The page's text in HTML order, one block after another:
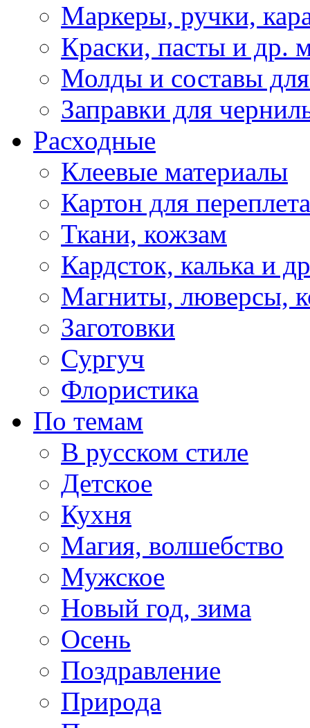
Маркеры, ручки,
Краски, пасты и др.
Молды и составы
Заправки для
Расходные
Клеевые материалы
Картон для переплета
Ткани, кожзам
Кардсток, калька и
Магниты, люверсы,
Заготовки
Сургуч
Флористика
По темам
В русском стиле
Детское
Кухня
Магия, волшебство
Мужское
Новый год, зима
Осень
Поздравление
Природа